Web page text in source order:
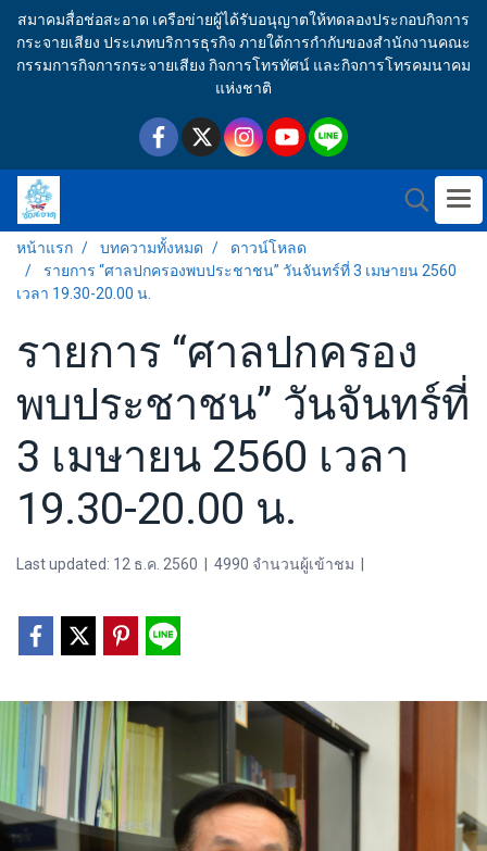
สมาคมสื่อช่อสะอาด เครือข่ายผู้ได้รับอนุญาตให้ทดลองประกอบกิจการ
กระจายเสียง ประเภทบริการธุรกิจ ภายใต้การกำกับของสำนักงานคณะ
กรรมการกิจการกระจายเสียง กิจการโทรทัศน์ และกิจการโทรคมนาคม
แห่งชาติ
หน้าแรก บทความทั้งหมด
ดาวน์โหลด
รายการ “ศาลปกครองพบประชาชน” วันจันทร์ที่ 3 เมษายน 2560
เวลา 19.30-20.00 น.
รายการ “ศาลปกครอง
พบประชาชน” วันจันทร์ที่
3 เมษายน 2560 เวลา
19.30-20.00 น.
Last updated: 12 ธ.ค. 2560 4990 จำนวนผู้เข้าชม